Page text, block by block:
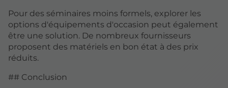
Pour des séminaires moins formels, explorer les
options d'équipements d'occasion peut également
être une solution. De nombreux fournisseurs
proposent des matériels en bon état à des prix
réduits.
## Conclusion